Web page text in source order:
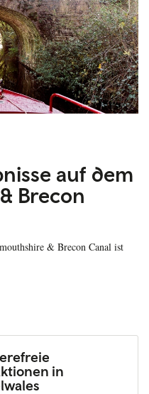
auf dem
Brecon
& Brecon Canal ist
in